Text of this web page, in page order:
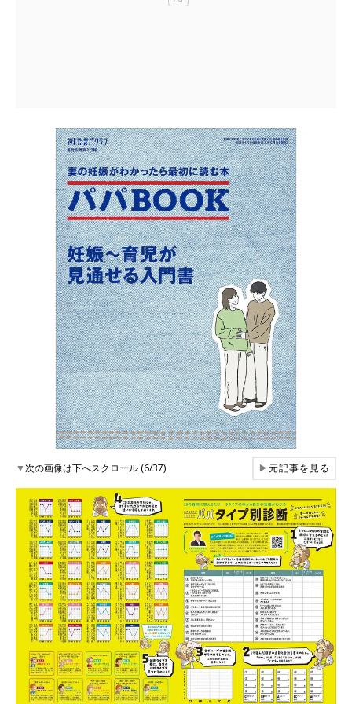
▼次の画像は下へスクロール (6/37) ▶元記事を見る